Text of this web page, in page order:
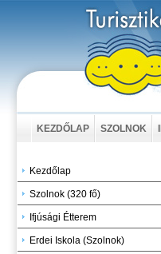
KEZDŐLAP SZOLNOK
Kezdőlap
Szolnok (320 fő)
Ifjúsági Étterem
Erdei Iskola (Szolnok)